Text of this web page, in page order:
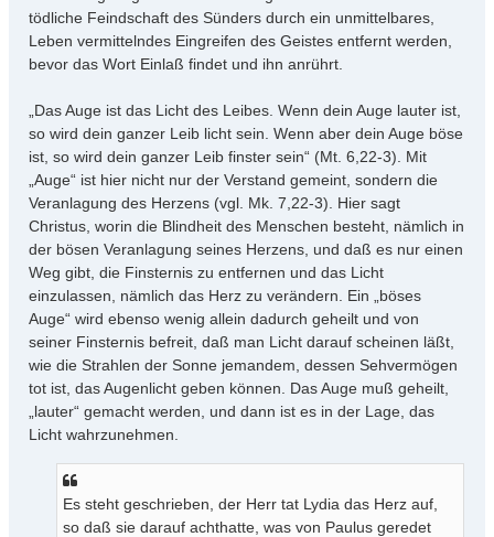
tödliche Feindschaft des Sünders durch ein unmittelbares,
Leben vermittelndes Eingreifen des Geistes entfernt werden,
bevor das Wort Einlaß findet und ihn anrührt.
„Das Auge ist das Licht des Leibes. Wenn dein Auge lauter ist,
so wird dein ganzer Leib licht sein. Wenn aber dein Auge böse
ist, so wird dein ganzer Leib finster sein“ (Mt. 6,22-3). Mit
„Auge“ ist hier nicht nur der Verstand gemeint, sondern die
Veranlagung des Herzens (vgl. Mk. 7,22-3). Hier sagt
Christus, worin die Blindheit des Menschen besteht, nämlich in
der bösen Veranlagung seines Herzens, und daß es nur einen
Weg gibt, die Finsternis zu entfernen und das Licht
einzulassen, nämlich das Herz zu verändern. Ein „böses
Auge“ wird ebenso wenig allein dadurch geheilt und von
seiner Finsternis befreit, daß man Licht darauf scheinen läßt,
wie die Strahlen der Sonne jemandem, dessen Sehvermögen
tot ist, das Augenlicht geben können. Das Auge muß geheilt,
„lauter“ gemacht werden, und dann ist es in der Lage, das
Licht wahrzunehmen.
Es steht geschrieben, der Herr tat Lydia das Herz auf,
so daß sie darauf achthatte, was von Paulus geredet